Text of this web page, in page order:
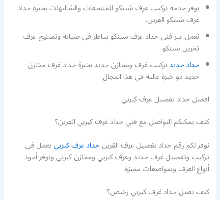
نوفر خدمة تركيب غرف شينكو للمنتجعات والشاليهات بخبرة حداد
غرف شينكو القرين.
نعمل عبر فني حداد غرف شينكو شاطر في صيانة وتصليح غرف
تخزين شينكو.
حداد حديدتركيب غرف ومخازن حديد بخبرة حداد غرف مخازن
حديد ذو خبرة عالية في هذا المجال.
افضل حداد تفصيل غرف كيربي
كيف يمكنكم التواصل مع فني حداد غرف كيربي القرين؟
نوفر لكم رقم حداد تفصيل غرف القرينحداد غرف كيربييعمل في
تركيب وتفصيل غرف حديد وغرف كيربي ومخازن كيربي ونوفر أجود
أنواع الغرف وبمواصفات مميزة.
كيف يعمل حداد غرف كيربي رخيص؟